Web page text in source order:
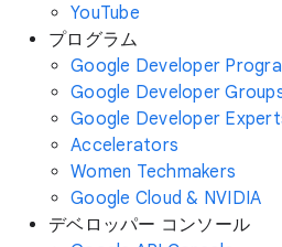
YouTube
プログラム
Google Developer
Google Developer
Google Developer
Accelerators
Women Techmakers
Google Cloud & NVIDIA
デベロッパー コンソール